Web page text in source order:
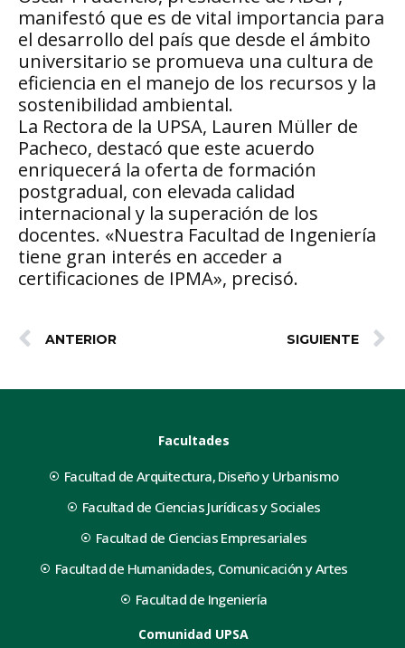
manifestó que es de vital importancia para
el desarrollo del país que desde el ámbito
universitario se promueva una cultura de
eficiencia en el manejo de los recursos y la
sostenibilidad ambiental.
La Rectora de la UPSA, Lauren Müller de
Pacheco, destacó que este acuerdo
enriquecerá la oferta de formación
postgradual, con elevada calidad
internacional y la superación de los
docentes. «Nuestra Facultad de Ingeniería
tiene gran interés en acceder a
certificaciones de IPMA», precisó.
ANTERIOR SIGUIENTE
Facultades
Facultad de Arquitectura, Diseño y Urbanismo
Facultad de Ciencias Jurídicas y Sociales
Facultad de Ciencias Empresariales
Facultad de Humanidades, Comunicación y Artes
Facultad de Ingeniería
Comunidad UPSA